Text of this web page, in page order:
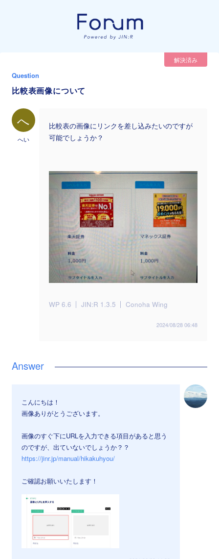
解決済み
Question
比較表画像について
へ
へい
比較表の画像にリンクを差し込みたいのですが
可能でしょうか？
WP 6.6 JIN:R 1.3.5 Conoha Wing
2024/08/28 06:48
こんにちは！
画像ありがとうございます。
画像のすぐ下にURLを入力できる項目があると思う
のですが、出ていないでしょうか？？
https://jinr.jp/manual/hikakuhyou/
ご確認お願いいたします！